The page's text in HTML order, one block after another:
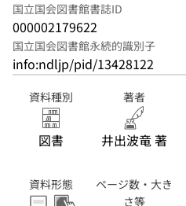
国立国会図書館書誌ID
000002179622
国立国会図書館永続的識別子
info:ndljp/pid/13428122
資料種別
図書
著者
井出波竜 著
資料形態
ページ数・大き
さ等